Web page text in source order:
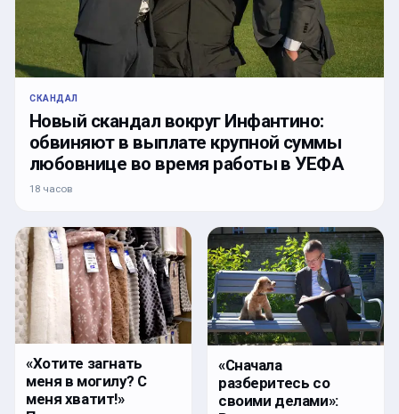
СКАНДАЛ
Новый скандал вокруг Инфантино:
обвиняют в выплате крупной суммы
любовнице во время работы в УЕФА
18 часов
«Хотите загнать
меня в могилу? С
меня хватит!»
«Сначала
разберитесь со
своими делами»: